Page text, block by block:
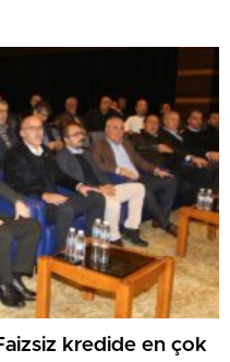
kredide en çok